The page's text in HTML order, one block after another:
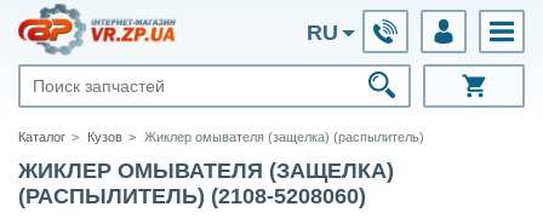
RU
Каталог Кузов Жиклер омывателя (защелка) (распылитель)
ЖИКЛЕР ОМЫВАТЕЛЯ (ЗАЩЕЛКА)
(РАСПЫЛИТЕЛЬ) (2108-5208060)